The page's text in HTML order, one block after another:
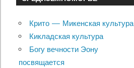
Крито — Микенская культура
Кикладская культура
Богу вечности Эону
посвящается